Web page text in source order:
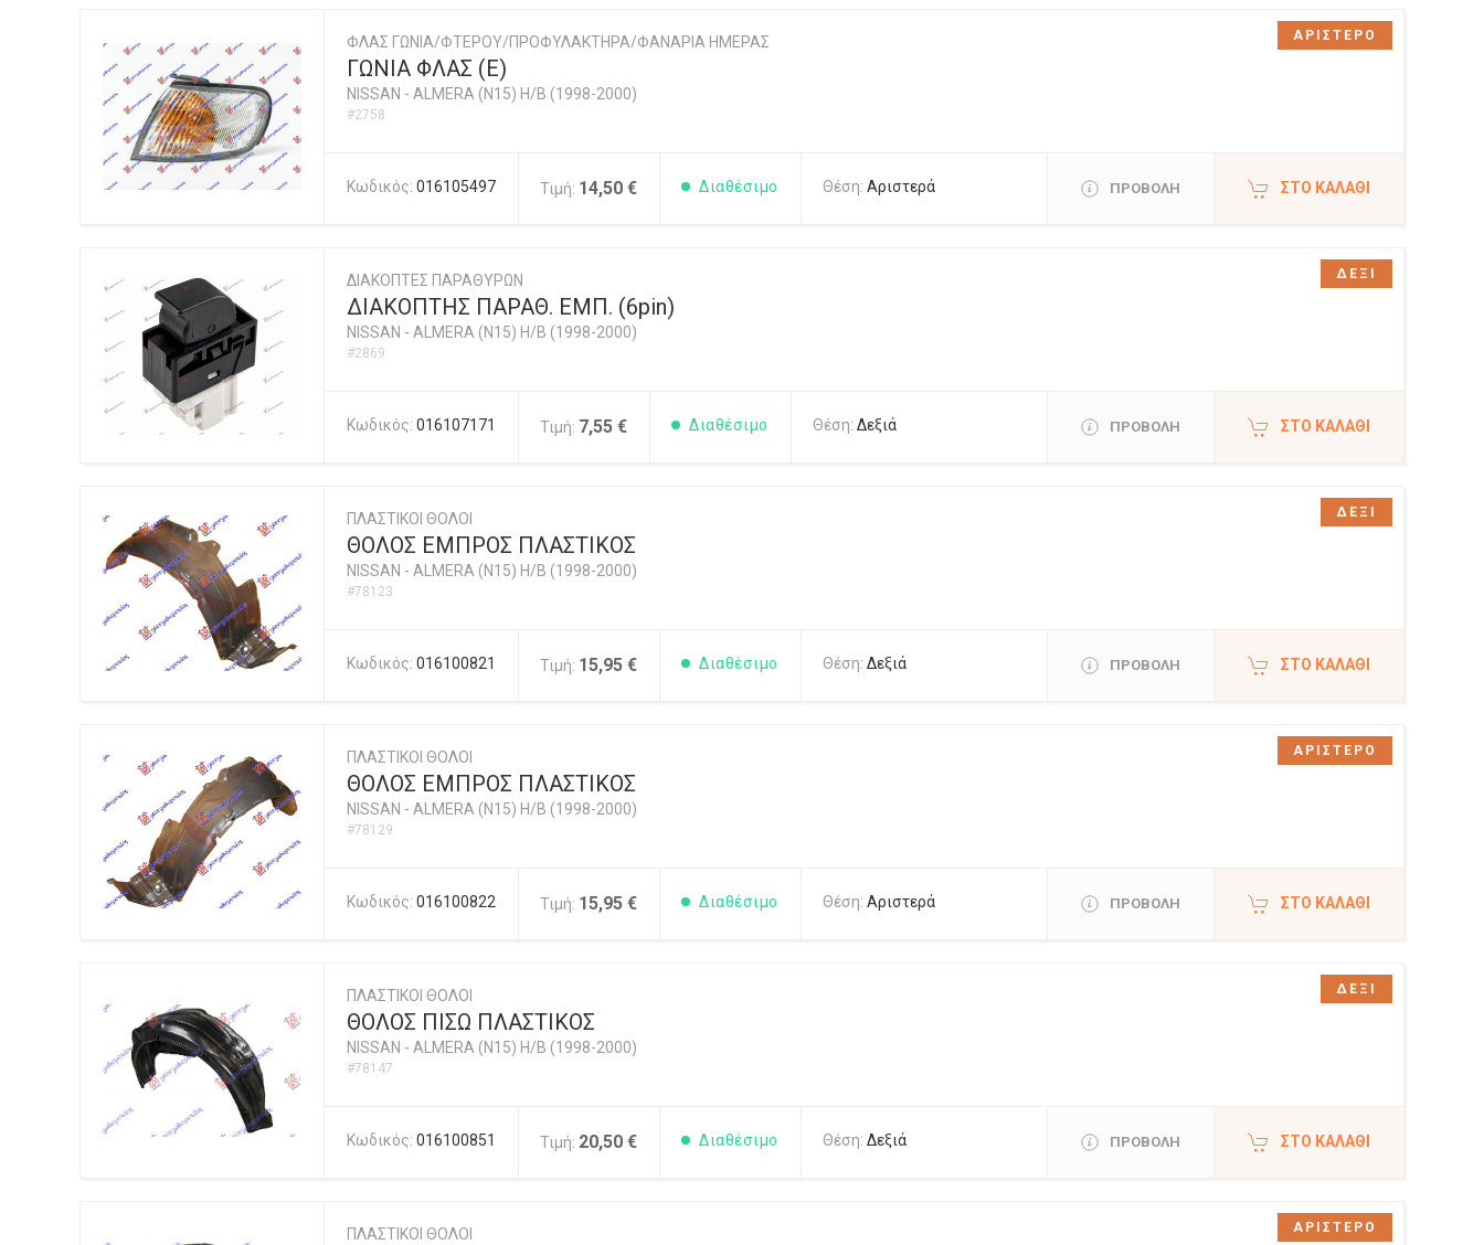
ΦΛΑΣ ΓΩΝΙΑ/ΦΤΕΡΟΥ/ΠΡΟΦΥΛΑΚΤΗΡΑ/ΦΑΝΑΡΙΑ ΗΜΕΡΑΣ
ΓΩΝΙΑ ΦΛΑΣ (Ε)
NISSAN - ALMERA (N15) H/B (1998-2000)
#2758
Κωδικός: 016105497 Τιμή: 14,50 € Διαθέσιμο Θέση: Αριστερά ΠΡΟΒΟΛΗ ΣΤΟ ΚΑΛΆΘΙ
ΑΡΙΣΤΕΡΟ
ΔΙΑΚΟΠΤΕΣ ΠΑΡΑΘΥΡΩΝ
ΔΙΑΚΟΠΤΗΣ ΠΑΡΑΘ. ΕΜΠ. (6pin)
NISSAN - ALMERA (N15) H/B (1998-2000)
#2869
Κωδικός: 016107171 Τιμή: 7,55 € Διαθέσιμο Θέση: Δεξιά ΠΡΟΒΟΛΗ ΣΤΟ ΚΑΛΆΘΙ
ΔΕΞΙ
ΠΛΑΣΤΙΚΟΙ ΘΟΛΟΙ
ΘΟΛΟΣ ΕΜΠΡΟΣ ΠΛΑΣΤΙΚΟΣ
NISSAN - ALMERA (N15) H/B (1998-2000)
#78123
Κωδικός: 016100821 Τιμή: 15,95 € Διαθέσιμο Θέση: Δεξιά ΠΡΟΒΟΛΗ ΣΤΟ ΚΑΛΆΘΙ
ΔΕΞΙ
ΠΛΑΣΤΙΚΟΙ ΘΟΛΟΙ
ΘΟΛΟΣ ΕΜΠΡΟΣ ΠΛΑΣΤΙΚΟΣ
NISSAN - ALMERA (N15) H/B (1998-2000)
#78129
Κωδικός: 016100822 Τιμή: 15,95 € Διαθέσιμο Θέση: Αριστερά ΠΡΟΒΟΛΗ ΣΤΟ ΚΑΛΆΘΙ
ΑΡΙΣΤΕΡΟ
ΠΛΑΣΤΙΚΟΙ ΘΟΛΟΙ
ΘΟΛΟΣ ΠΙΣΩ ΠΛΑΣΤΙΚΟΣ
NISSAN - ALMERA (N15) H/B (1998-2000)
#78147
Κωδικός: 016100851 Τιμή: 20,50 € Διαθέσιμο Θέση: Δεξιά ΠΡΟΒΟΛΗ ΣΤΟ ΚΑΛΆΘΙ
ΔΕΞΙ
ΠΛΑΣΤΙΚΟΙ ΘΟΛΟΙ ΑΡΙΣΤΕΡΟ